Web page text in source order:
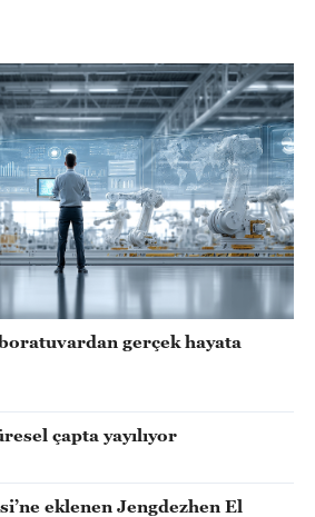
gerçek hayata
çapta yayılıyor
eklenen Jengdezhen El